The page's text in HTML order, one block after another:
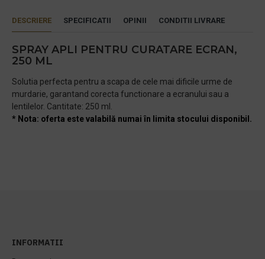
DESCRIERE SPECIFICATII OPINII CONDITII LIVRARE
SPRAY APLI PENTRU CURATARE ECRAN,
250 ML
Solutia perfecta pentru a scapa de cele mai dificile urme de
murdarie, garantand corecta functionare a ecranului sau a
lentilelor. Cantitate: 250 ml.
* Nota: oferta este valabilă numai în limita stocului disponibil.
INFORMATII